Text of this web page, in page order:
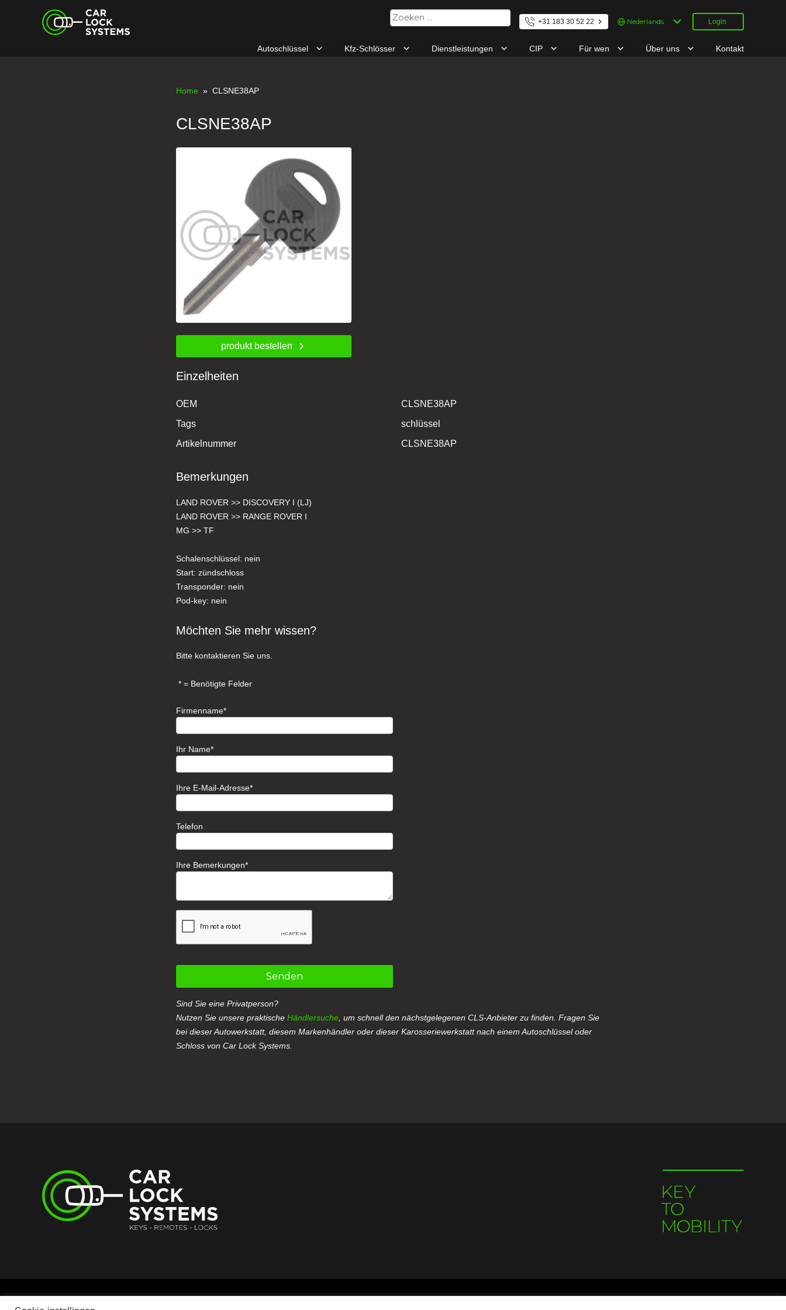
Car Lock Systems
Zoeken
naar:
+31 183 30 52 22
Kies
een
Login
Autoschlüssel Kfz-Schlösser Dienstleistungen CIP Für wen Über uns Kontakt
Home » CLSNE38AP
CLSNE38AP
produkt bestellen
Einzelheiten
OEM
CLSNE38AP
Tags
schlüssel
Artikelnummer
CLSNE38AP
Bemerkungen
LAND ROVER >> DISCOVERY I (LJ)
LAND ROVER >> RANGE ROVER I
MG >> TF
Schalenschlüssel: nein
Start: zündschloss
Transponder: nein
Pod-key: nein
Möchten Sie mehr wissen?
Bitte kontaktieren Sie uns.
= Benötigte Felder
Firmenname
Ihr Name
Ihre E-Mail-Adresse
Telefon
Ihre Bemerkungen
Senden
Sind Sie eine Privatperson?
Nutzen Sie unsere praktischeHändlersuche , um schnell den nächstgelegenen CLS-Anbieter zu finden. Fragen Sie
bei dieser Autowerkstatt, diesem Markenhändler oder dieser Karosseriewerkstatt nach einem Autoschlüssel oder
Schloss von Car Lock Systems.